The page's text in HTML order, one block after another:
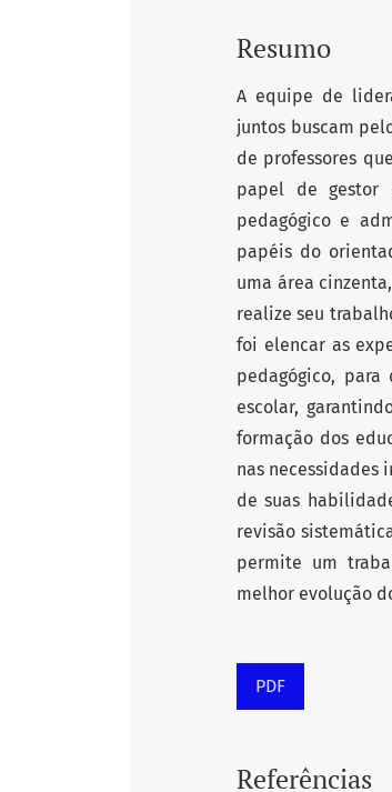
Resumo
A equipe de
juntos buscam
de professores
papel de gestor
pedagógico e
papéis do
uma área
realize seu
foi elencar as
pedagógico,
escolar,
formação dos
nas necessidades
de suas
revisão
permite um
melhor evolução
PDF
Referências